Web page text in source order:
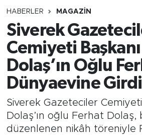
HABERLER MAGAZİN
Siverek
Cemiyeti
Dolaş’ın Oğlu
Dünyaevine Girdi
Siverek Gazeteciler
Dolaş’ın oğlu Ferhat Dolaş,
düzenlenen nikâh töreniyle
SAĞLIK
TEKNOLOJİ
OTOMOBİL
Süper Lig Puan Durumu ve
Tüm Manşetler
Son Dakika Haberleri
Haber Arşivi